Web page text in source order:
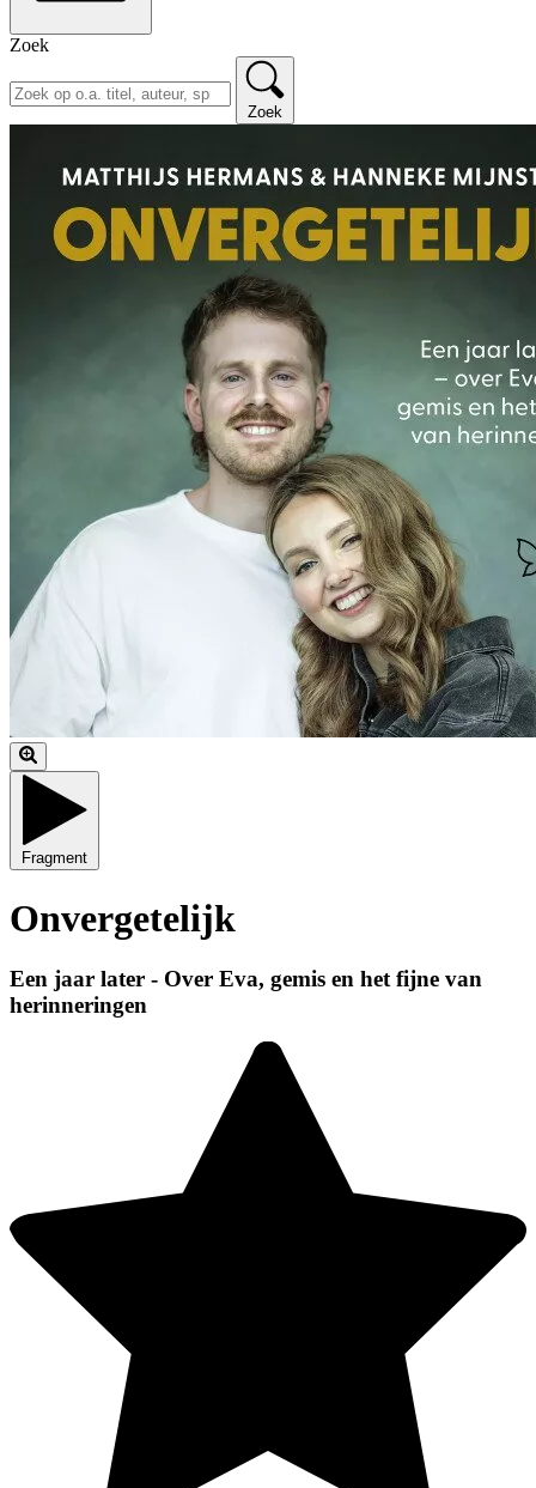
Zoek
Zoek
Fragment
Onvergetelijk
Een jaar later - Over Eva, gemis en het fijne van
herinneringen